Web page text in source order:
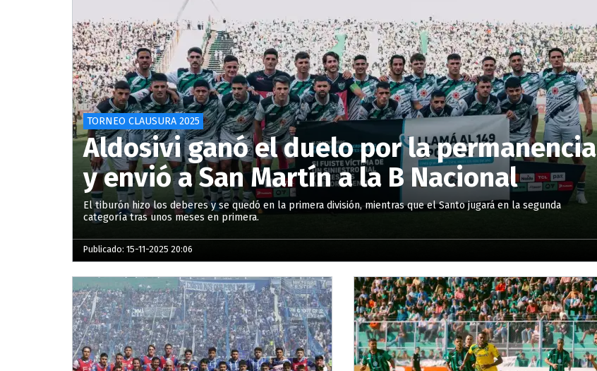
TORNEO CLAUSURA 2025
Aldosivi ganó el duelo por la permanencia
y envió a San Martín a la B Nacional
El tiburón hizo los deberes y se quedó en la primera división, mientras que el Santo jugará en la segunda
categoría tras unos meses en primera.
Publicado: 15-11-2025 20:06